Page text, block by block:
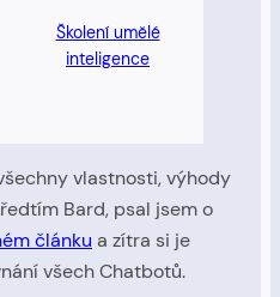
Školení umělé
inteligence
vlastnosti, výhody
Bard, psal jsem o
článku a zítra si je
všech Chatbotů.